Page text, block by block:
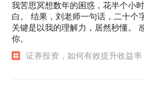
我苦思冥想数年的困惑，花半个小
白。 结果，刘老师一句话，二十个
关键是以我的理解力，居然秒懂。
你。
证券投资，如何有效提升收益率